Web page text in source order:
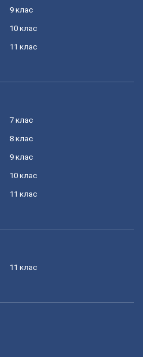
9 клас
10 клас
11 клас
7 клас
8 клас
9 клас
10 клас
11 клас
11 клас